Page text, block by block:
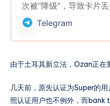
次被“降级”，导致卡片
“ozan开始把护照注册
除账户上所有卡片，接
购买礼品卡套现。”
Telegram
由于土耳其新立法，Ozan正在
几天前，原先认证为Super的
照认证用户也不例外，而